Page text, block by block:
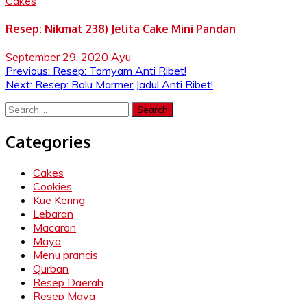
Resep: Nikmat 238) Jelita Cake Mini Pandan
September 29, 2020 Ayu
Post
navigation
Previous: Resep: Tomyam Anti Ribet!
Next: Resep: Bolu Marmer Jadul Anti Ribet!
Search
Categories
Cakes
Cookies
Kue Kering
Lebaran
Macaron
Maya
Menu prancis
Qurban
Resep Daerah
Resep Maya